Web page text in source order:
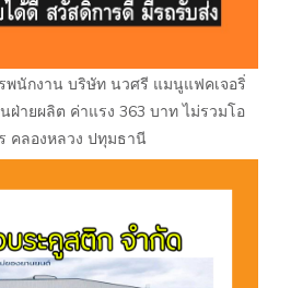
พนักงาน บริษัท นวศรี แมนูแฟคเจอริ่
ฝ่ายผลิต ค่าแรง 363 บาท ไม่รวมโอ
คลองหลวง ปทุมธานี